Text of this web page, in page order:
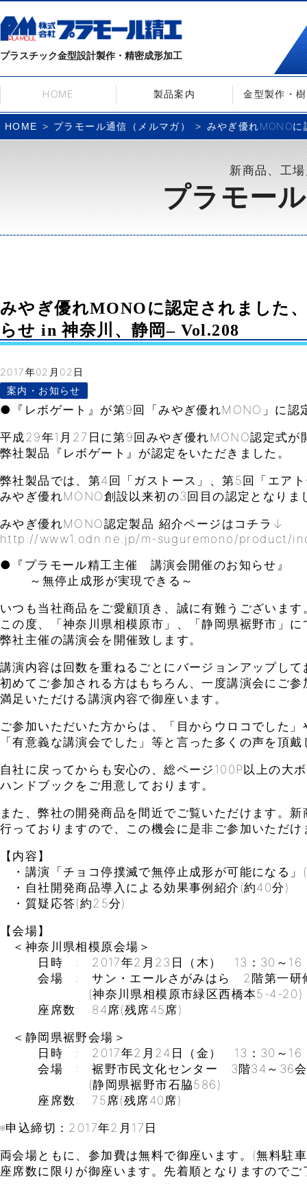
プラスチック金型設計製作・精密成形加工
HOME 製品案内 金型製作・
HOME プラモール通信（メルマガ） みやぎ優れMONO
新商品、工
プラモー
みやぎ優れMONOに認定されました
らせ in 神奈川、静岡– Vol.208
2017年02月02日
案内・お知らせ
●『レボゲート』が第9回「みやぎ優れMONO」に認
平成29年1月27日に第9回みやぎ優れMONO認定式が
弊社製品『レボゲート』が認定をいただきました。
弊社製品では、第4回「ガストース」、第5回「エア
みやぎ優れMONO創設以来初の3回目の認定となりま
みやぎ優れMONO認定製品 紹介ページはコチラ↓
http://www1.odn.ne.jp/m-suguremono/product/
●『プラモール精工主催 講演会開催のお知らせ』
～無停止成形が実現できる～
いつも当社商品をご愛顧頂き、誠に有難うございます
この度、「神奈川県相模原市」、「静岡県裾野市」に
弊社主催の講演会を開催致します。
講演内容は回数を重ねるごとにバージョンアップして
初めてご参加される方はもちろん、一度講演会にご
満足いただける講演内容で御座います。
ご参加いただいた方からは、「目からウロコでした」
「有意義な講演会でした」等と言った多くの声を頂
自社に戻ってからも安心の、総ページ100P以上の大
ハンドブックをご用意しております。
また、弊社の開発商品を間近でご覧いただけます。新
行っておりますので、この機会に是非ご参加いただ
【内容】
・講演「チョコ停撲滅で無停止成形が可能になる」
・自社開発商品導入による効果事例紹介(約40分)
・質疑応答(約25分)
【会場】
＜神奈川県相模原会場＞
日時 : 2017年2月23日（木） 13：30～16
会場 : サン・エールさがみはら 2階第一研
(神奈川県相模原市緑区西橋本5-4-20)
座席数: 84席(残席45席)
＜静岡県裾野会場＞
日時 : 2017年2月24日（金） 13：30～16
会場 : 裾野市民文化センター 3階34～36会
(静岡県裾野市石脇586)
座席数: 75席(残席40席)
※申込締切：2017年2月17日
両会場ともに、参加費は無料で御座います。(無料駐
座席数に限りが御座います。先着順となりますので